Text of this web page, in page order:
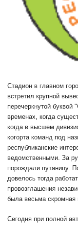
Стадион в главном
встретил крупной
перечеркнутой
временах, когда
когда в высшем
когорта команд под
республиканские
ведомственными. За
порождали путаницу.
довелось тогда
провозглашения
была весьма скромная
Сегодня при полной